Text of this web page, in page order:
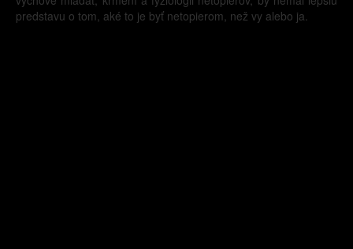
predstavu o tom, aké to je byť netopierom, než vy alebo ja.